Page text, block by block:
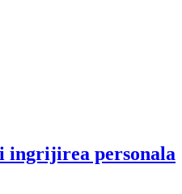
personala